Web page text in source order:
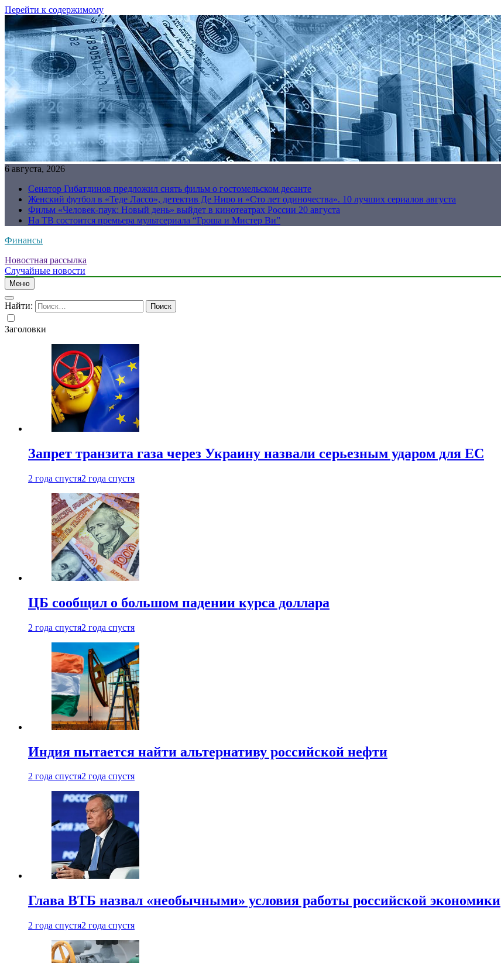
Перейти к содержимому
6 августа, 2026
Сенатор Гибатдинов предложил снять фильм о гостомельском десанте
Женский футбол в «Теде Лассо», детектив Де Ниро и «Сто лет одиночества». 10 лучших сериалов августа
Фильм «Человек-паук: Новый день» выйдет в кинотеатрах России 20 августа
На ТВ состоится премьера мультсериала “Гроша и Мистер Ви”
Финансы
Новостная рассылка
Случайные новости
Меню
Найти:
Заголовки
Запрет транзита газа через Украину назвали серьезным ударом для ЕС
2 года спустя2 года спустя
ЦБ сообщил о большом падении курса доллара
2 года спустя2 года спустя
Индия пытается найти альтернативу российской нефти
2 года спустя2 года спустя
Глава ВТБ назвал «необычными» условия работы российской экономики
2 года спустя2 года спустя